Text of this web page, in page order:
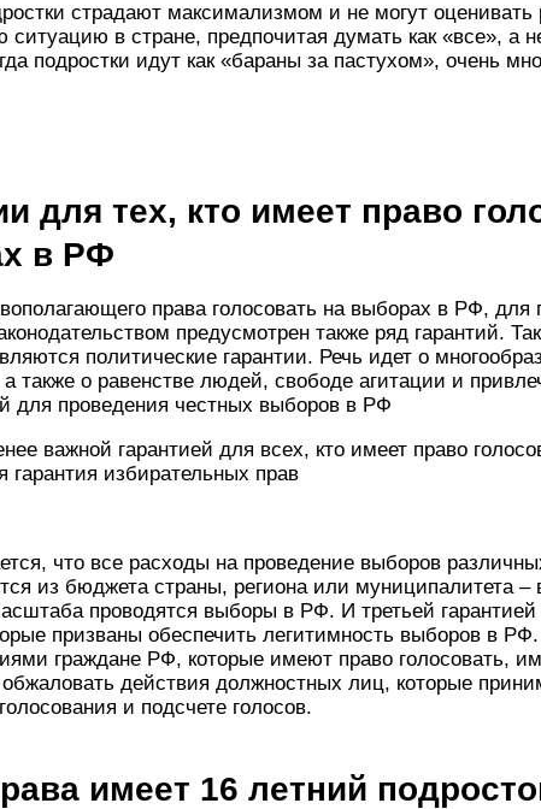
страдают максимализмом и не могут оценивать
ситуацию в стране, предпочитая думать как «все», а
подростки идут как «бараны за пастухом», очень
для тех, кто имеет право
в РФ
права голосовать на выборах в РФ, для
предусмотрен также ряд гарантий.
политические гарантии. Речь идет о
также о равенстве людей, свободе агитации и
для проведения честных выборов в РФ
важной гарантией для всех, кто имеет право
гарантия избирательных прав
что все расходы на проведение выборов
из бюджета страны, региона или муниципалитета –
проводятся выборы в РФ. И третьей
призваны обеспечить легитимность выборов в
граждане РФ, которые имеют право голосовать,
действия должностных лиц, которые
и подсчете голосов.
имеет 16 летний